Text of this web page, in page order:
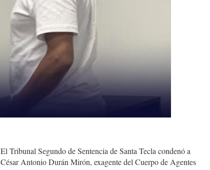
El Tribunal Segundo de Sentencia de Santa Tecla condenó a
César Antonio Durán Mirón, exagente del Cuerpo de Agentes